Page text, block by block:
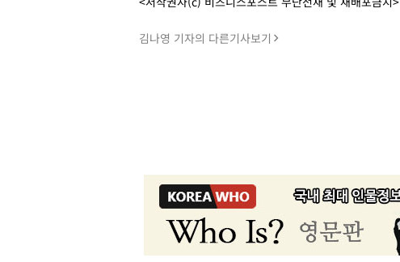
김나영 기자의 다른기사보기